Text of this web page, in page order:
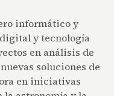
informático y
y tecnología
en análisis de
soluciones de
en iniciativas